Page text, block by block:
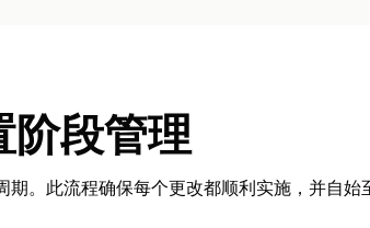
阶段管理
。此流程确保每个更改都顺利实施，并自始